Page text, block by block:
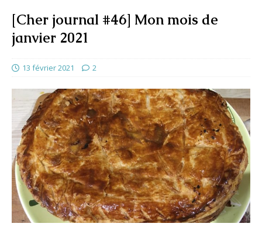
[Cher journal #46] Mon mois de
janvier 2021
13 février 2021 2